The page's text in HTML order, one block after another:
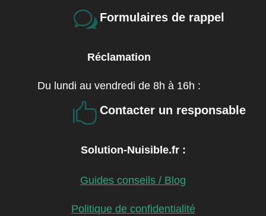
w Formulaires de rappel
Réclamation
Du lundi au vendredi de 8h à 16h :
 Contacter un responsable
Solution-Nuisible.fr :
Guides conseils / Blog
Politique de confidentialité